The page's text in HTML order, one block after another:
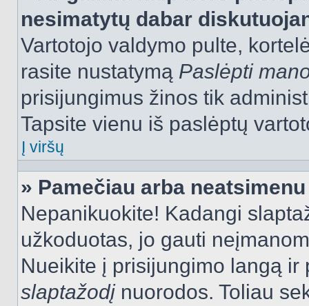
nesimatytų dabar
Vartotojo valdymo pulte,
rasite nustatymą Paslėpti
prisijungimus žinos tik
Tapsite vienu iš paslėptų
Į viršų
» Pamečiau arba
Nepanikuokite! Kadangi
užkoduotas, jo gauti
Nueikite į prisijungimo langą
slaptažodįnuorodos. Toliau